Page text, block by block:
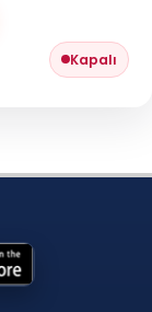
Kapalı